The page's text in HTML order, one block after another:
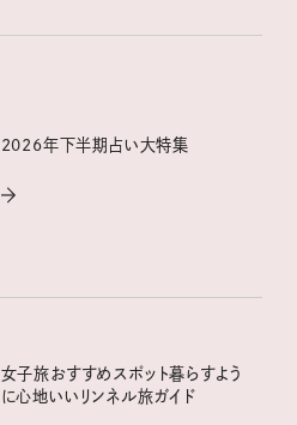
2026年下半期占い大特集
女子旅おすすめスポット暮らすよう
に心地いいリンネル旅ガイド